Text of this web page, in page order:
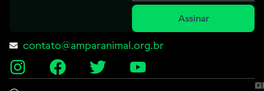
Assinar
contato@amparanimal.org.br